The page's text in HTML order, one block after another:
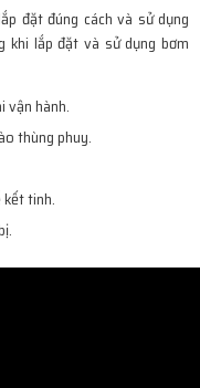
đặt đúng cách và sử dụng
khi lắp đặt và sử dụng bơm
vận hành.
thùng phuy.
kết tinh.